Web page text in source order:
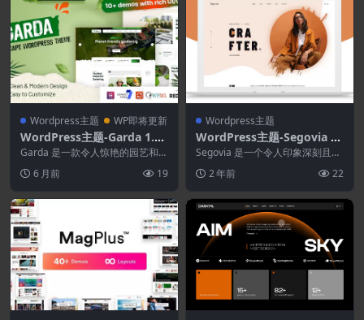
Wordpress主题 WP即将更新
WordPress主题-Garda 1.0.
5–园艺WordPress主题
Garda 是一款令人惊艳的园艺和景
拥有...6 月前 19
Wordpress主题
WordPress主题-Segovia 1.
5.4–最小的投资组合和博客W
ordPress主题
Segovia 是一个令人印象深刻且视
客 Word...
2 年前 22